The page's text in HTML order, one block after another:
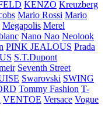
KENZO Kreuzberg
Mario Rossi Mario
Megapolis Merel
Nano Nao Neolook
PINK JEALOUS Prada
S.T.Dupont
Seventh Street
Swarovski SWING
Tommy Fashion T-
VENTOE Versace Vogue